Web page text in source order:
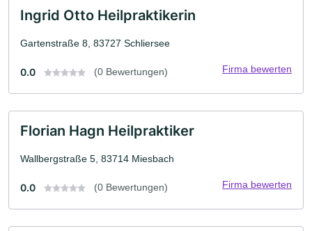
Ingrid Otto Heilpraktikerin
Gartenstraße 8, 83727 Schliersee
0.0 (0 Bewertungen) Firma bewerten
Florian Hagn Heilpraktiker
Wallbergstraße 5, 83714 Miesbach
0.0 (0 Bewertungen) Firma bewerten